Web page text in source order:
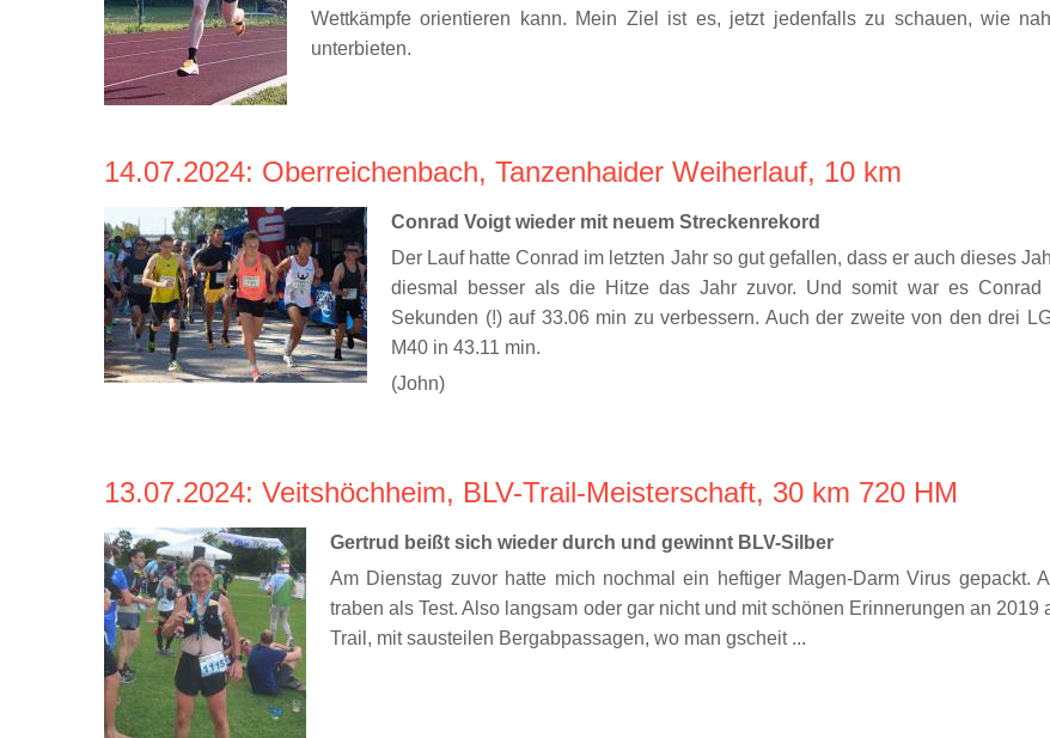
Wettkämpfe orientieren kann. Mein Ziel ist es, jetzt jedenfalls zu schauen, wie
unterbieten.
14.07.2024: Oberreichenbach, Tanzenhaider Weiherlauf, 10 km
Conrad Voigt wieder mit neuem Streckenrekord
Der Lauf hatte Conrad im letzten Jahr so gut gefallen, dass er auch dieses
diesmal besser als die Hitze das Jahr zuvor. Und somit war es Conrad
Sekunden (!) auf 33.06 min zu verbessern. Auch der zweite von den drei
M40 in 43.11 min.
(John)
13.07.2024: Veitshöchheim, BLV-Trail-Meisterschaft, 30 km 720 HM
Gertrud beißt sich wieder durch und gewinnt BLV-Silber
Am Dienstag zuvor hatte mich nochmal ein heftiger Magen-Darm Virus gepackt.
traben als Test. Also langsam oder gar nicht und mit schönen Erinnerungen an
Trail, mit sausteilen Bergabpassagen, wo man gscheit ...